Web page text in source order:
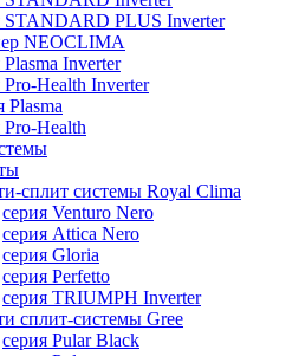
STANDARD PLUS Inverter
NEOCLIMA
Plasma Inverter
Pro-Health Inverter
Plasma
Pro-Health
сплит системы Royal Clima
серия Venturo Nero
серия Attica Nero
серия Gloria
серия Perfetto
серия TRIUMPH Inverter
сплит-системы Gree
серия Pular Black